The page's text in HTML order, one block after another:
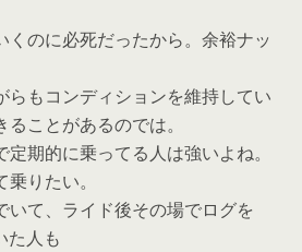
のに必死だったから。余裕ナッ
らもコンディションを維持してい
ことがあるのでは。
期的に乗ってる人は強いよね。
りたい。
いて、ライド後その場でログを
た人も